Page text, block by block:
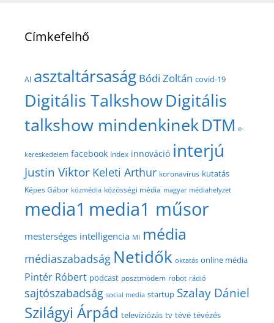
Címkefelhő
AI asztaltársaság Bódi Zoltán covid-19
Digitális TalkshowDigitális
talkshow mindenkinekDTM e-
kereskedelem facebook Index innováció interjú
Justin Viktor Keleti Arthur koronavírus kutatás
Képes Gábor közmédia közösségi média magyar médiahelyzet
media1 media1 műsor
mesterséges intelligencia MI média
médiaszabadság Netidők oktatás online média
Pintér Róbert podcast posztmodem robot rádió
sajtószabadság social media startup Szalay Dániel
Szilágyi Árpád televíziózás tv tévé tévézés